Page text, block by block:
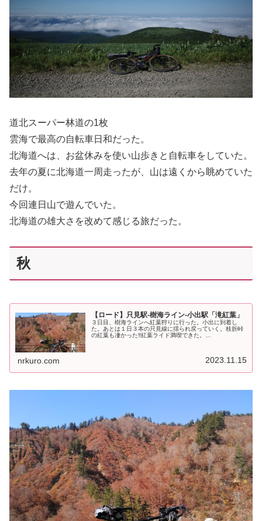
道北スーパー林道の1枚
雲海で最高の自転車日和だった。
北海道へは、お盆休みを使い山歩きと自転車をしていた。
去年の夏に北海道一周走ったが、山は遠くから眺めていた
だけ。
今回連日山で遊んでいた。
北海道の雄大さを改めて感じる旅だった。
秋
【ロード】只見駅-樹海ライン-小出駅「滝紅葉」
３日目、樹海ラインへ紅葉狩りに行った。小出に到着し
た。あとは１日３本の只見線に揺られ戻っていく。枝折峠
の紅葉も凄かった‼️紅葉ライド満喫できた。
nrkuro.com 2023.11.15